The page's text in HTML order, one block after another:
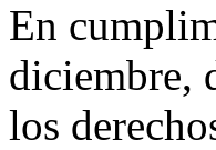
En
diciembre,
los